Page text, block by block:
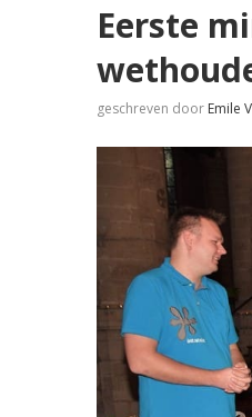
Eerste
geschreven door Emile